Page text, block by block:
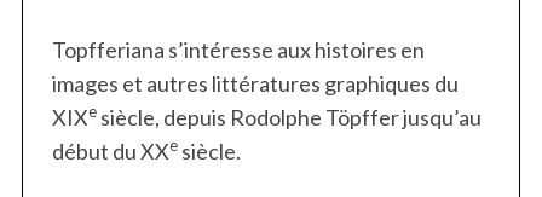
Topfferiana s’intéresse aux histoires en
images et autres littératures graphiques du
XIXesiècle, depuis Rodolphe Töpffer jusqu’au
début du XXesiècle.